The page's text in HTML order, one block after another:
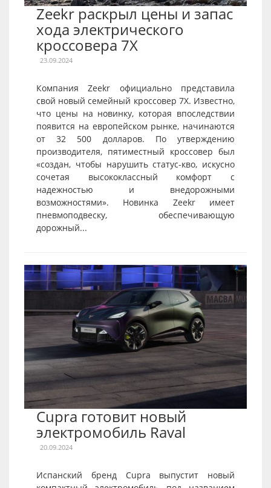
Zeekr раскрыл цены и запас
хода электрического
кроссовера 7X
23.09.2024
Компания Zeekr официально представила
свой новый семейный кроссовер 7X. Известно,
что цены на новинку, которая впоследствии
появится на европейском рынке, начинаются
от 32 500 долларов. По утверждению
производителя, пятиместный кроссовер был
«создан, чтобы нарушить статус-кво, искусно
сочетая высококлассный комфорт с
надежностью и внедорожными
возможностями». Новинка Zeekr имеет
пневмоподвеску, обеспечивающую
дорожный...
Cupra готовит новый
электромобиль Raval
20.09.2024
Испанский бренд Cupra выпустит новый